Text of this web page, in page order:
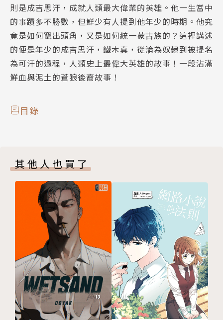
則是成吉思汗，成就人類最大偉業的英雄。他一生當中
的事蹟多不勝數，但鮮少有人提到他年少的時期。他究
竟是如何竄出頭角，又是如何統一蒙古族的？這裡講述
的便是年少的成吉思汗，鐵木真，從淪為奴隸到被提名
為可汗的過程，人類史上最偉大英雄的故事！一段沾滿
鮮血與泥土的蒼狼後裔故事！
目錄
其他人也買了